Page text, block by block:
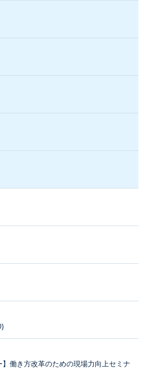
】働き方改革のための現場力向上セミナ